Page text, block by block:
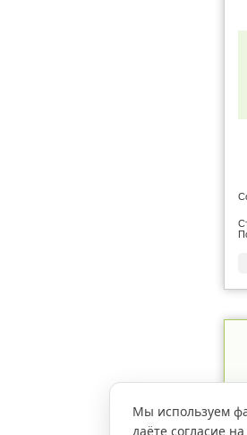
Мы используем
даёте согласие